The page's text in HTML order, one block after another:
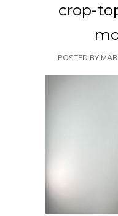
crop-
POSTED BY